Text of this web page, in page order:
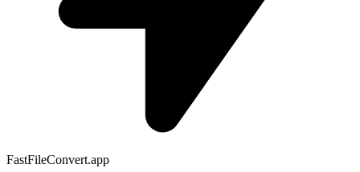
FastFileConvert.app